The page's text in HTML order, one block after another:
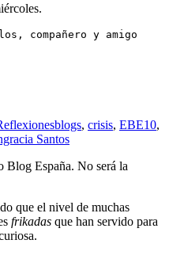
compañero y amigo
blogs, crisis, EBE10,
Santos
Blog España. No será la
que el nivel de muchas
frikadas que han servido para